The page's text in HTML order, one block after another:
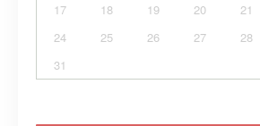
17
18 19 20 21
24
25 26 27 28
31